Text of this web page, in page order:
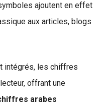
ajoutent en effet
aux articles, blogs
intégrés, les chiffres
offrant une
arabes